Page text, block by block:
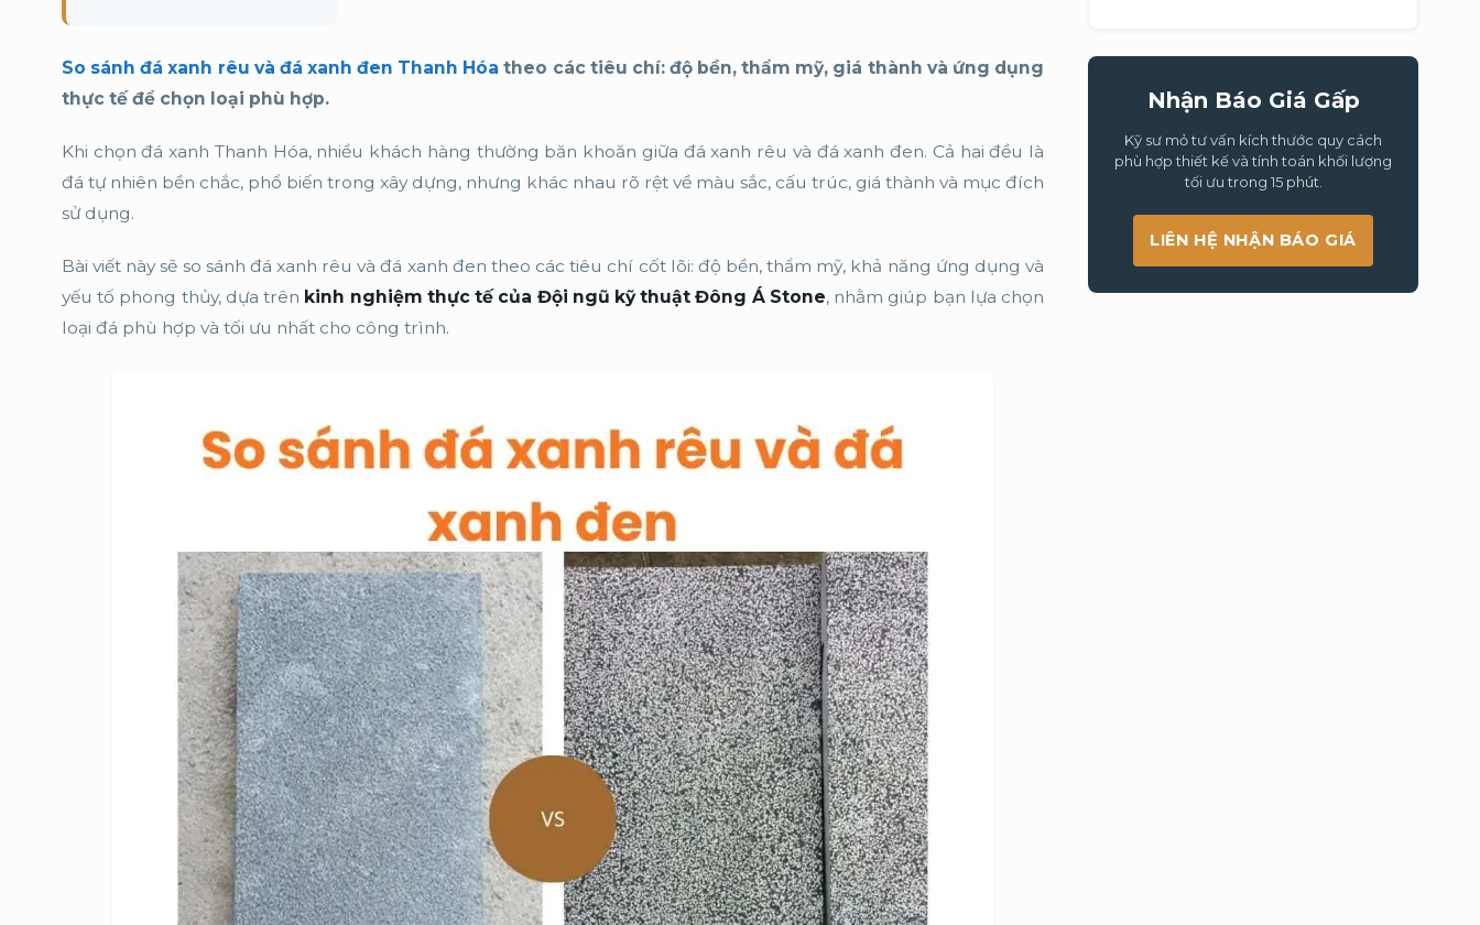
So sánh đá xanh rêu và đá xanh đen Thanh Hóa theo các tiêu chí: độ bền, thẩm mỹ, giá thành và ứng dụng
thực tế để chọn loại phù hợp.
Khi chọn đá xanh Thanh Hóa, nhiều khách hàng thường băn khoăn giữa đá xanh rêu và đá xanh đen. Cả hai đều là
đá tự nhiên bền chắc, phổ biến trong xây dựng, nhưng khác nhau rõ rệt về màu sắc, cấu trúc, giá thành và mục đích
sử dụng.
Bài viết này sẽ so sánh đá xanh rêu và đá xanh đen theo các tiêu chí cốt lõi: độ bền, thẩm mỹ, khả năng ứng dụng và
yếu tố phong thủy, dựa trên kinh nghiệm thực tế của Đội ngũ kỹ thuật Đông Á Stone, nhằm giúp bạn lựa chọn
loại đá phù hợp và tối ưu nhất cho công trình.
Nhận Báo Giá Gấp
Kỹ sư mỏ tư vấn kích thước quy cách
phù hợp thiết kế và tính toán khối lượng
tối ưu trong 15 phút.
LIÊN HỆ NHẬN BÁO GIÁ